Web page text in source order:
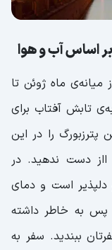
اساس آب و هوا
ماه ژوئن تا
است. تجربه‌ی تابش آفتاب برای
را در این
ااز دست ندهید. در
دلپذیر است و دمای
است. پس به خاطر داشته
ببندید. سفر به